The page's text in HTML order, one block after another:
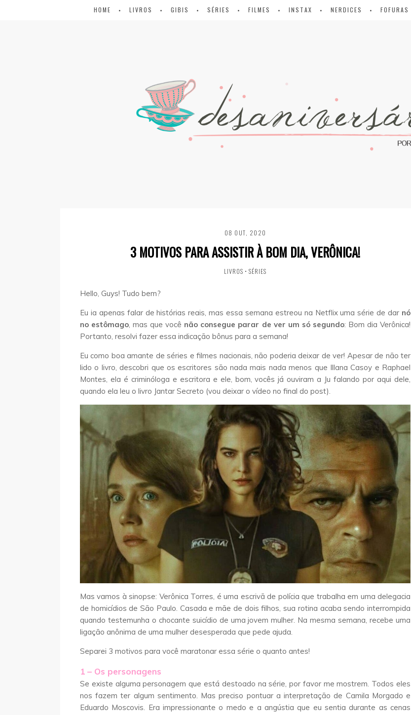
HOME LIVROS GIBIS SÉRIES FILMES INSTAX NERDICES FOFURAS
08 OUT, 2020
3 MOTIVOS PARA ASSISTIR À BOM DIA, VERÔNICA!
LIVROS • SÉRIES
Hello, Guys! Tudo bem?
Eu ia apenas falar de histórias reais, mas essa semana estreou na Netflix uma série de dar nó
no estômago, mas que você não consegue parar de ver um só segundo: Bom dia Verônica!
Portanto, resolvi fazer essa indicação bônus para a semana!
Eu como boa amante de séries e filmes nacionais, não poderia deixar de ver! Apesar de não ter
lido o livro, descobri que os escritores são nada mais nada menos que Illana Casoy e Raphael
Montes, ela é criminóloga e escritora e ele, bom, vocês já ouviram a Ju falando por aqui dele,
quando ela leu o livro Jantar Secreto (vou deixar o vídeo no final do post).
Mas vamos à sinopse: Verônica Torres, é uma escrivã de polícia que trabalha em uma delegacia
de homicídios de São Paulo. Casada e mãe de dois filhos, sua rotina acaba sendo interrompida
quando testemunha o chocante suicídio de uma jovem mulher. Na mesma semana, recebe uma
ligação anônima de uma mulher desesperada que pede ajuda.
Separei 3 motivos para você maratonar essa série o quanto antes!
1 – Os personagens
Se existe alguma personagem que está destoado na série, por favor me mostrem. Todos eles
nos fazem ter algum sentimento. Mas preciso pontuar a interpretação de Camila Morgado e
Eduardo Moscovis. Era impressionante o medo e a angústia que eu sentia durante as cenas